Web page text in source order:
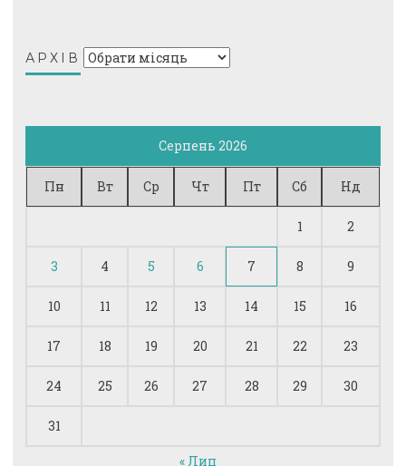
АРХІВ Архів
Серпень 2026
Пн Вт Ср Чт Пт Сб Нд
1 2
3 4 5 6 7 8 9
10 11 12 13 14 15 16
17 18 19 20 21 22 23
24 25 26 27 28 29 30
31
« Лип